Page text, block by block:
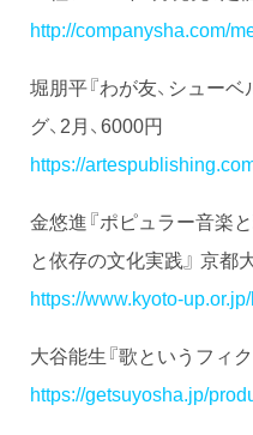
http://companysha.com/
堀朋平『わが友、シュー
グ、2月、6000円
https://
金悠進『ポピュラー音楽
と依存の文化実践』 京都
https://www.kyoto-
大谷能生『歌というフィ
https://getsuyosha.jp/